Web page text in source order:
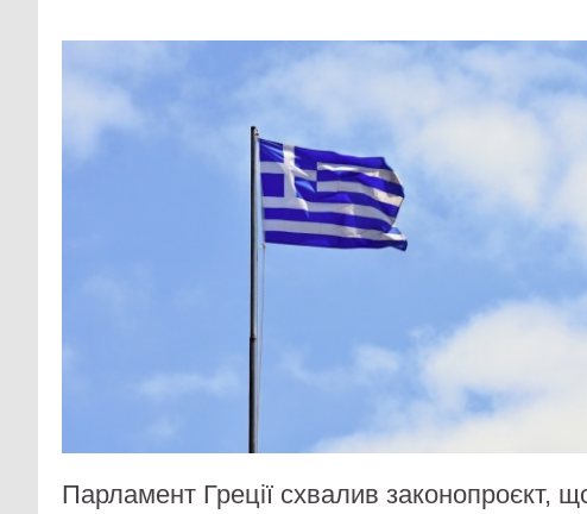
Парламент Греції схвалив законопроєкт,